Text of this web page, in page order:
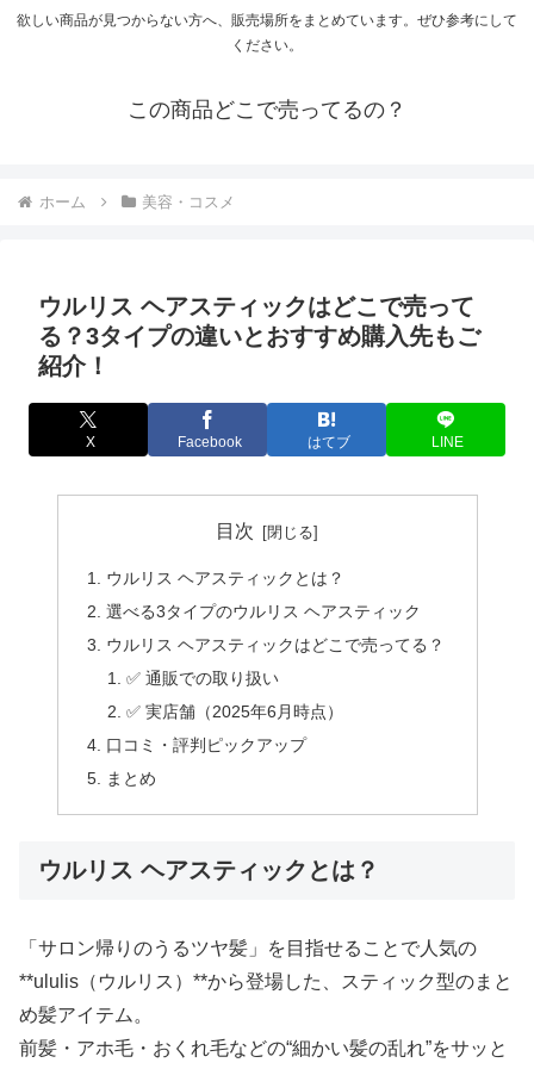
欲しい商品が見つからない方へ、販売場所をまとめています。ぜひ参考にして
ください。
この商品どこで売ってるの？
ホーム 美容・コスメ
ウルリス ヘアスティックはどこで売って
る？3タイプの違いとおすすめ購入先もご
紹介！
X Facebook はてブ LINE
目次
ウルリス ヘアスティックとは？
選べる3タイプのウルリス ヘアスティック
ウルリス ヘアスティックはどこで売ってる？
✅ 通販での取り扱い
✅ 実店舗（2025年6月時点）
口コミ・評判ピックアップ
まとめ
ウルリス ヘアスティックとは？
「サロン帰りのうるツヤ髪」を目指せることで人気の
**ululis（ウルリス）**から登場した、スティック型のまと
め髪アイテム。
前髪・アホ毛・おくれ毛などの“細かい髪の乱れ”をサッと